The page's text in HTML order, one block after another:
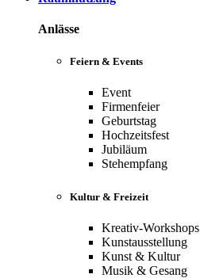
Anlässe
Feiern & Events
Event
Firmenfeier
Geburtstag
Hochzeitsfest
Jubiläum
Stehempfang
Kultur & Freizeit
Kreativ-Workshops
Kunstausstellung
Kunst & Kultur
Musik & Gesang